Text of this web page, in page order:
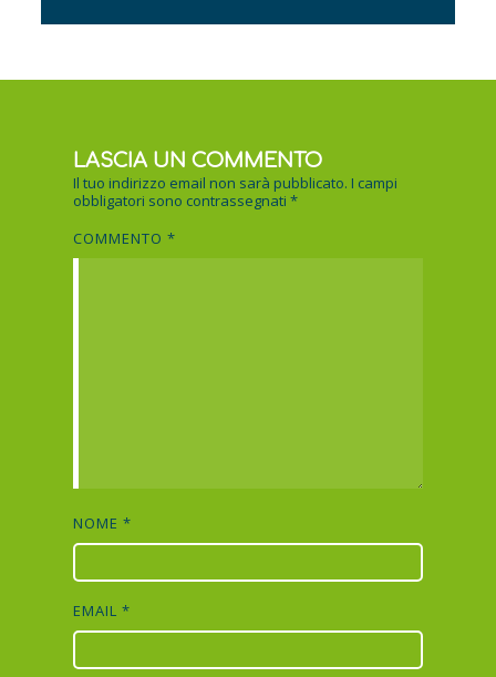
LASCIA UN COMMENTO
Il tuo indirizzo email non sarà pubblicato. I campi
obbligatori sono contrassegnati*
COMMENTO*
NOME*
EMAIL*